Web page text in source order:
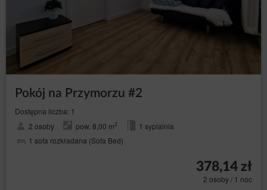
Pokój na Przymorzu #2
Dostępna liczba: 1
2 osoby
pow. 8,00 m2
1 sypialnia
1 sofa rozkładana (Sofa Bed)
378,14 zł
2 osoby / 1 noc